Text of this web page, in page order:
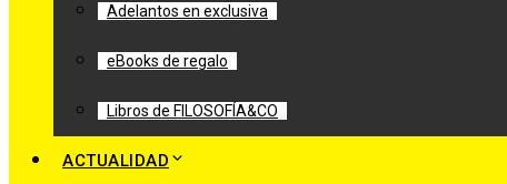
Adelantos en exclusiva
eBooks de regalo
Libros de FILOSOFÍA&CO
ACTUALIDAD